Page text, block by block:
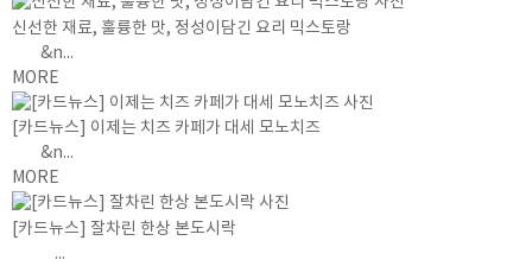
신선한 재료, 훌륭한 맛, 정성이담긴 요리 믹스토랑
&n...
MORE
[카드뉴스] 이제는 치즈 카페가 대세 모노치즈
&n...
MORE
[카드뉴스] 잘차린 한상 본도시락
...